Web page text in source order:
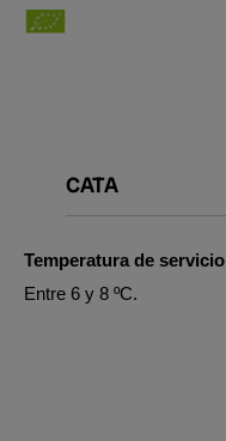
CATA
Temperatura de servicio
Entre 6 y 8 ºC.